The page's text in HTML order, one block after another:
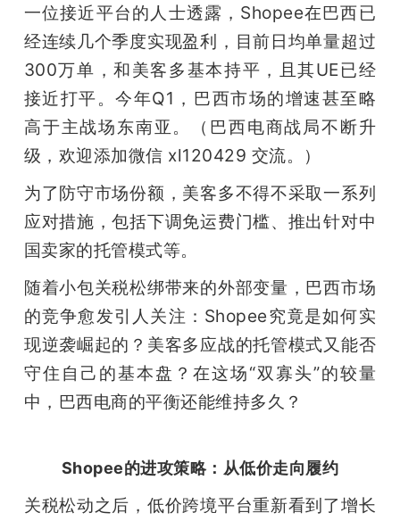
搞
机
一位接近平台的人士透露，Shopee在巴西已
经连续几个季度实现盈利，目前日均单量超过
300万单，和美客多基本持平，且其UE已经
接近打平。今年Q1，巴西市场的增速甚至略
高于主战场东南亚。（巴西电商战局不断升
级，欢迎添加微信 xl120429 交流。）
为了防守市场份额，美客多不得不采取一系列
应对措施，包括下调免运费门槛、推出针对中
国卖家的托管模式等。
随着小包关税松绑带来的外部变量，巴西市场
的竞争愈发引人关注：Shopee究竟是如何实
现逆袭崛起的？美客多应战的托管模式又能否
守住自己的基本盘？在这场“双寡头”的较量
中，巴西电商的平衡还能维持多久？
Shopee的进攻策略：从低价走向履约
关税松动之后，低价跨境平台重新看到了增长